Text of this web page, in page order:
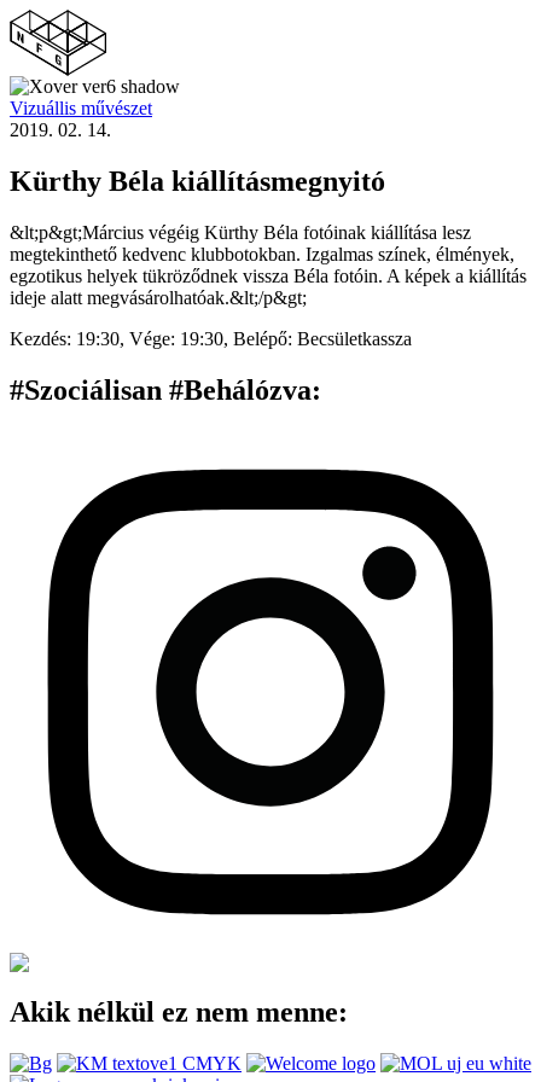
Vizuállis művészet
2019. 02. 14.
Kürthy Béla kiállításmegnyitó
&lt;p&gt;Március végéig Kürthy Béla fotóinak kiállítása lesz
megtekinthető kedvenc klubbotokban. Izgalmas színek, élmények,
egzotikus helyek tükröződnek vissza Béla fotóin. A képek a kiállítás
ideje alatt megvásárolhatóak.&lt;/p&gt;
Kezdés: 19:30, Vége: 19:30, Belépő: Becsületkassza
#Szociálisan #Behálózva:
Akik nélkül ez nem menne: